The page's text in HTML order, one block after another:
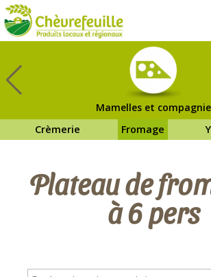
Mamelles et compagnie
Crèmerie
Fromage
Plateau de
à 6 pers